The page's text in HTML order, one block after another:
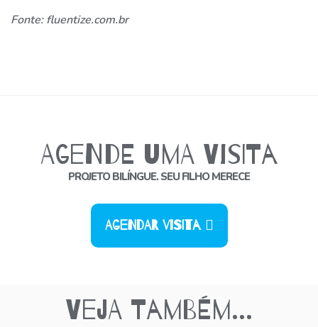
Fonte: fluentize.com.br
Agende uma Visita
PROJETO BILÍNGUE. SEU FILHO MERECE
Agendar Visita
Veja também...